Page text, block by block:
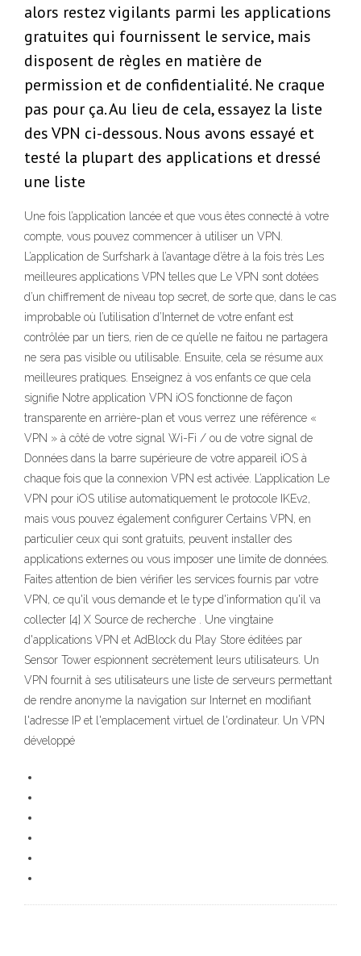
alors restez vigilants parmi les applications
gratuites qui fournissent le service, mais
disposent de règles en matière de
permission et de confidentialité. Ne craque
pas pour ça. Au lieu de cela, essayez la liste
des VPN ci-dessous. Nous avons essayé et
testé la plupart des applications et dressé
une liste
Une fois l’application lancée et que vous êtes connecté à votre
compte, vous pouvez commencer à utiliser un VPN.
L’application de Surfshark à l’avantage d’être à la fois très Les
meilleures applications VPN telles que Le VPN sont dotées
d’un chiffrement de niveau top secret, de sorte que, dans le cas
improbable où l’utilisation d’Internet de votre enfant est
contrôlée par un tiers, rien de ce qu’elle ne faitou ne partagera
ne sera pas visible ou utilisable. Ensuite, cela se résume aux
meilleures pratiques. Enseignez à vos enfants ce que cela
signifie Notre application VPN iOS fonctionne de façon
transparente en arrière-plan et vous verrez une référence «
VPN » à côté de votre signal Wi-Fi / ou de votre signal de
Données dans la barre supérieure de votre appareil iOS à
chaque fois que la connexion VPN est activée. L’application Le
VPN pour iOS utilise automatiquement le protocole IKEv2,
mais vous pouvez également configurer Certains VPN, en
particulier ceux qui sont gratuits, peuvent installer des
applications externes ou vous imposer une limite de données.
Faites attention de bien vérifier les services fournis par votre
VPN, ce qu'il vous demande et le type d'information qu'il va
collecter [4] X Source de recherche . Une vingtaine
d'applications VPN et AdBlock du Play Store éditées par
Sensor Tower espionnent secrètement leurs utilisateurs. Un
VPN fournit à ses utilisateurs une liste de serveurs permettant
de rendre anonyme la navigation sur Internet en modifiant
l'adresse IP et l'emplacement virtuel de l'ordinateur. Un VPN
développé